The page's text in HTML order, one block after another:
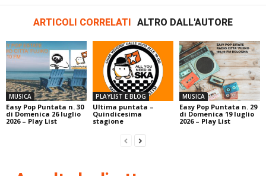
ARTICOLI CORRELATI ALTRO DALL'AUTORE
MUSICA
Easy Pop Puntata n. 30
di Domenica 26 luglio
2026 – Play List
PLAYLIST E BLOG
Ultima puntata –
Quindicesima
stagione
MUSICA
Easy Pop Puntata n. 29
di Domenica 19 luglio
2026 – Play List